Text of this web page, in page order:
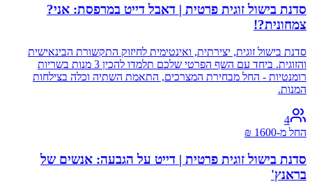
סדנת בישול זוגית פרטית | דאבל דייט במרפסת: אני?
צמחונית?!
סדנת בישול זוגית, יצירתית, ואינטימית לחיזוק התקשורת הבינאישית
והזוגית. ביחד עם השף הפרטי שלכם תלמדו להכין 3 מנות בשריות
רומנטיות - החל מבחירת המצרכים, התאמת השתיה וכלה בצילחות
המנות.
4
החל מ-1600
₪
סדנת בישול זוגית פרטית | דייט על הגבעה: אנשים של
בראנץ'